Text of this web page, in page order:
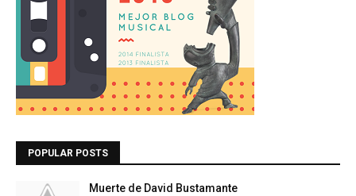
POPULAR POSTS
Muerte de David Bustamante